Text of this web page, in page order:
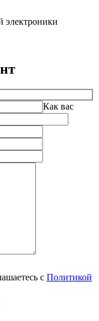
электроники
Как вас
с Политикой